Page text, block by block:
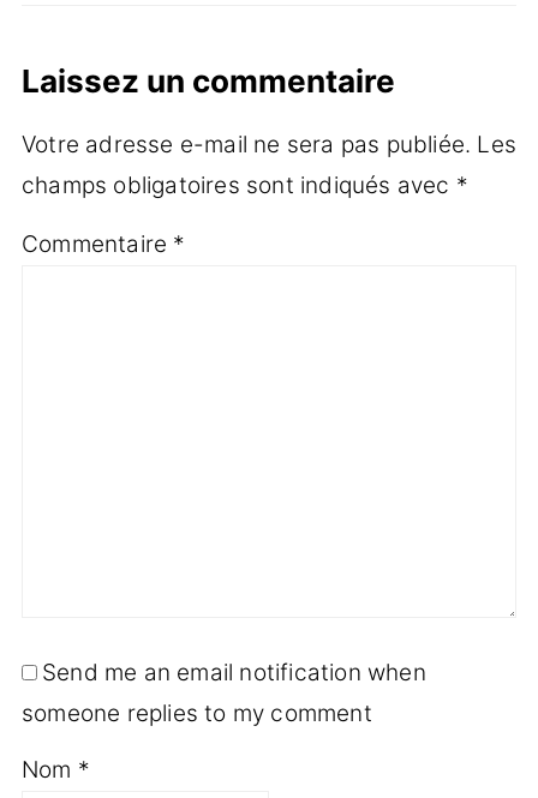
Laissez un commentaire
Votre adresse e-mail ne sera pas publiée. Les
champs obligatoires sont indiqués avec *
Commentaire *
Send me an email notification when
someone replies to my comment
Nom *